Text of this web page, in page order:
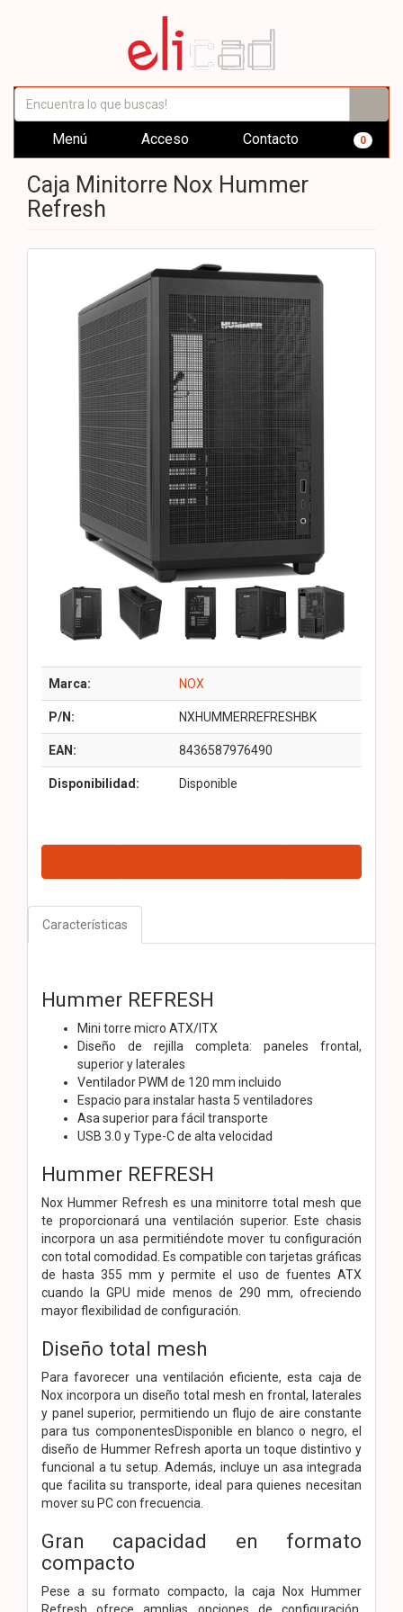
Menú Acceso Contacto 0
Caja Minitorre Nox Hummer
Refresh
Marca: NOX
P/N: NXHUMMERREFRESHBK
EAN: 8436587976490
Disponibilidad: Disponible
Características
Hummer REFRESH
Mini torre micro ATX/ITX
Diseño de rejilla completa: paneles frontal,
superior y laterales
Ventilador PWM de 120 mm incluido
Espacio para instalar hasta 5 ventiladores
Asa superior para fácil transporte
USB 3.0 y Type-C de alta velocidad
Hummer REFRESH
Nox Hummer Refresh es una minitorre total mesh que
te proporcionará una ventilación superior. Este chasis
incorpora un asa permitiéndote mover tu configuración
con total comodidad. Es compatible con tarjetas gráficas
de hasta 355 mm y permite el uso de fuentes ATX
cuando la GPU mide menos de 290 mm, ofreciendo
mayor flexibilidad de configuración.
Diseño total mesh
Para favorecer una ventilación eficiente, esta caja de
Nox incorpora un diseño total mesh en frontal, laterales
y panel superior, permitiendo un flujo de aire constante
para tus componentesDisponible en blanco o negro, el
diseño de Hummer Refresh aporta un toque distintivo y
funcional a tu setup. Además, incluye un asa integrada
que facilita su transporte, ideal para quienes necesitan
mover su PC con frecuencia.
Gran capacidad en formato
compacto
Pese a su formato compacto, la caja Nox Hummer
Refresh ofrece amplias opciones de configuración,